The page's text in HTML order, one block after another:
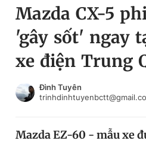
Chuyên mục
Chuyên mục khác
Chào ngày mới
Đổi mật khẩu
Tin đã lưu
Tin đã xem
Mazda CX-5
'gây sốt' ngay
xe điện Trung
Đình Tuyên
Mazda EZ-60 - mẫu xe